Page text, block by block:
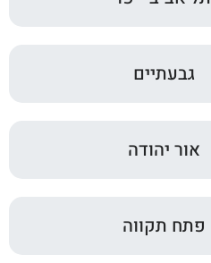
גבעתיים
אור יהודה
פתח תקווה